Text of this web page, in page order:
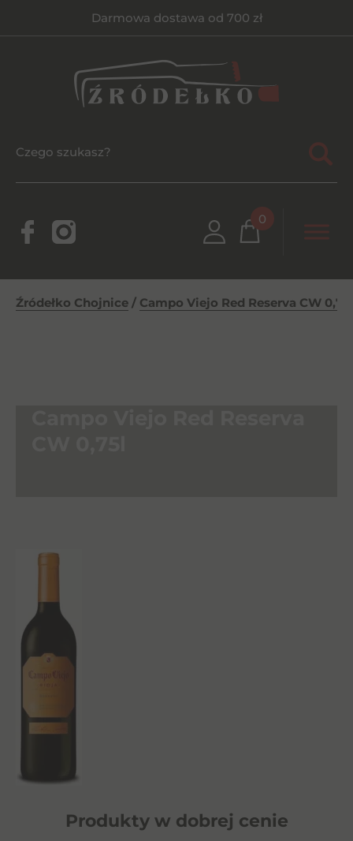
Darmowa dostawa od 700 zł
0
Źródełko Chojnice / Campo Viejo Red Reserva CW 0,75l
Produkty w dobrej cenie